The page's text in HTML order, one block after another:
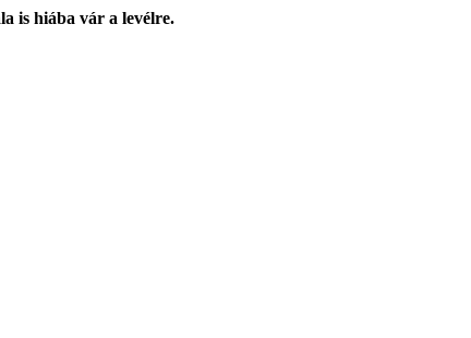
is hiába vár a levélre.